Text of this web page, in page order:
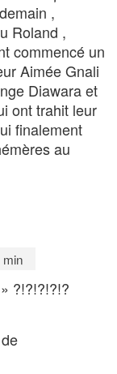
,
Roland ,
commencé un
Aimée Gnali
Diawara et
ont trahit leur
finalement
au
?!?!?!?!?